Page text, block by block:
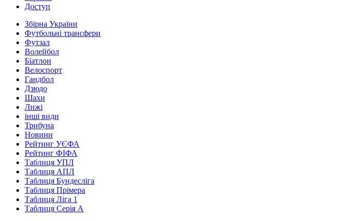
Доступ
Збірна України
Футбольні трансфери
Футзал
Волейбол
Біатлон
Велоспорт
Гандбол
Дзюдо
Шахи
Лижі
інші види
Трибуна
Новини
Рейтинг УЄФА
Рейтинг ФІФА
Таблиця УПЛ
Таблиця АПЛ
Таблиця Бундесліга
Таблиця Прімера
Таблиця Ліга 1
Таблиця Серія А